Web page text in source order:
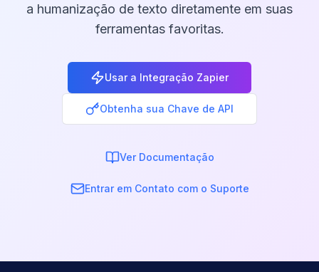
a humanização de texto diretamente em suas
ferramentas favoritas.
Usar a Integração Zapier
Obtenha sua Chave de API
Ver Documentação
Entrar em Contato com o Suporte